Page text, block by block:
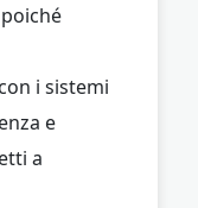
i sistemi
e
a